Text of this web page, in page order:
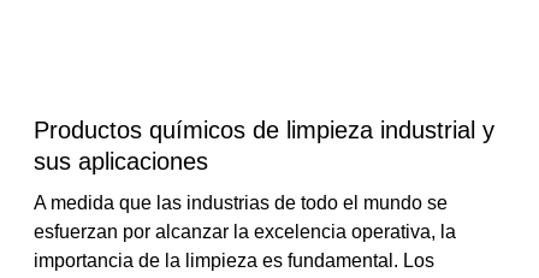
Productos químicos de limpieza industrial y
sus aplicaciones
A medida que las industrias de todo el mundo se
esfuerzan por alcanzar la excelencia operativa, la
importancia de la limpieza es fundamental. Los